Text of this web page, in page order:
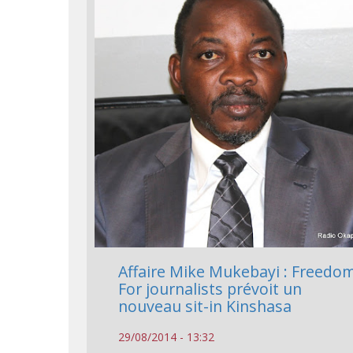
Affaire Mike Mukebayi :
For journalists prévoit un
nouveau sit-in Kinshasa
29/08/2014 - 13:32